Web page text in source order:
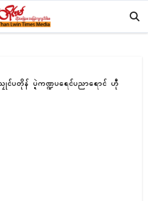
တိုန် ပ္ဍဲကဏ္ဍပရေၚ်ပညာရောၚ် ဟီု